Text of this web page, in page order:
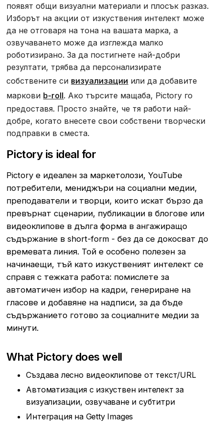
появят общи визуални материали и плосък разказ.
Изборът на акции от изкуствения интелект може
да не отговаря на тона на вашата марка, а
озвучаването може да изглежда малко
роботизирано. За да постигнете най-добри
резултати, трябва да персонализирате
собствените си визуализации или да добавите
маркови b-roll. Ако търсите мащаба, Pictory го
предоставя. Просто знайте, че тя работи най-
добре, когато внесете свои собствени творчески
подправки в сместа.
Pictory is ideal for
Pictory е идеален за маркетолози, YouTube
потребители, мениджъри на социални медии,
преподаватели и творци, които искат бързо да
превърнат сценарии, публикации в блогове или
видеоклипове в дълга форма в ангажиращо
съдържание в short-form - без да се докосват до
времевата линия. Той е особено полезен за
начинаещи, тъй като изкуственият интелект се
справя с тежката работа: помислете за
автоматичен избор на кадри, генериране на
гласове и добавяне на надписи, за да бъде
съдържанието готово за социалните медии за
минути.
What Pictory does well
Създава лесно видеоклипове от текст/URL
Автоматизация с изкуствен интелект за
визуализации, озвучаване и субтитри
Интеграция на Getty Images